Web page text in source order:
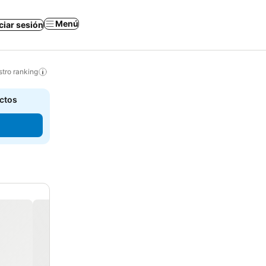
sesión Menú
ranking